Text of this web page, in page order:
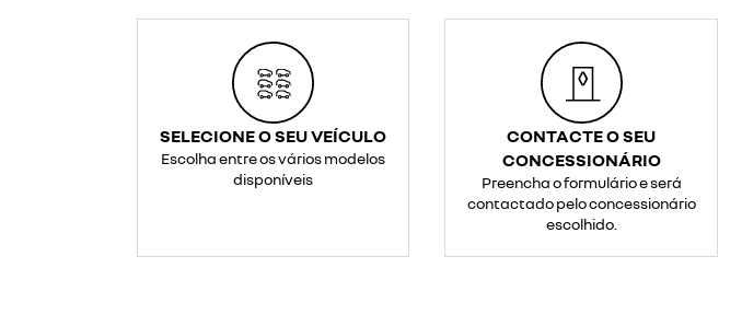
SELECIONE O SEU VEÍCULO
Escolha entre os vários modelos
disponíveis
CONTACTE O SEU
CONCESSIONÁRIO
Preencha o formulário e será
contactado pelo concessionário
escolhido.